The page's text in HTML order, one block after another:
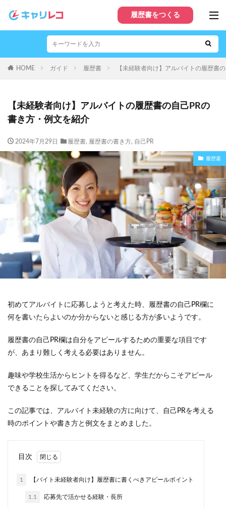
履歴書をつくる
HOME ガイド 履歴書 【未経験者向け】アルバイトの履歴書
【未経験者向け】アルバイトの履歴書の自己PRの
書き方・例文を紹介
2024年7月29日 履歴書, 履歴書の書き方, 自己PR
履歴書
初めてアルバイトに応募しようと考えた時、履歴書の自己PR欄に
何を書いたらよいのか分からないと感じる方が多いようです。
履歴書の自己PR欄は自分をアピールするための重要な項目です
が、あまり難しく考える必要はありません。
趣味や学校生活からヒントを得るなど、学生だからこそアピール
できることを探してみてください。
この記事では、アルバイト未経験の方に向けて、自己PRを考える
時のポイントや書き方と例文をまとめました。
目次
1 【バイト未経験者向け】履歴書に書くべきアピールポイント
1.1 応募先で活かせる経験・長所